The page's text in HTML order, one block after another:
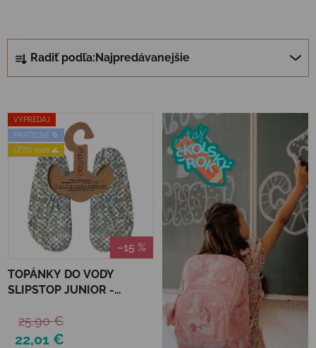
Radiť podľa: Najpredávanejšie
Výpis produktov
VÝPREDAJ
PRATEĽNÉ 🌀
LETO 2026 🌊
–15 %
TOPÁNKY DO VODY
SLIPSTOP JUNIOR -
22,01 €
25,90 €